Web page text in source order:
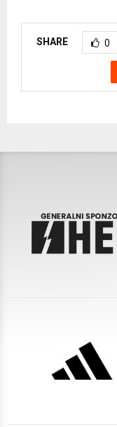
SHARE 0